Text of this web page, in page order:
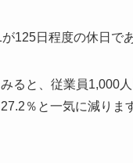
125日程度の休日で
ると、従業員1,000
％と一気に減りま